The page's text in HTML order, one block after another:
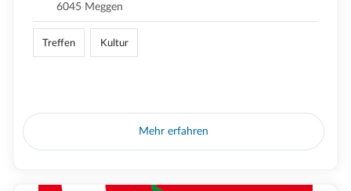
6045 Meggen
Treffen Kultur
Mehr erfahren